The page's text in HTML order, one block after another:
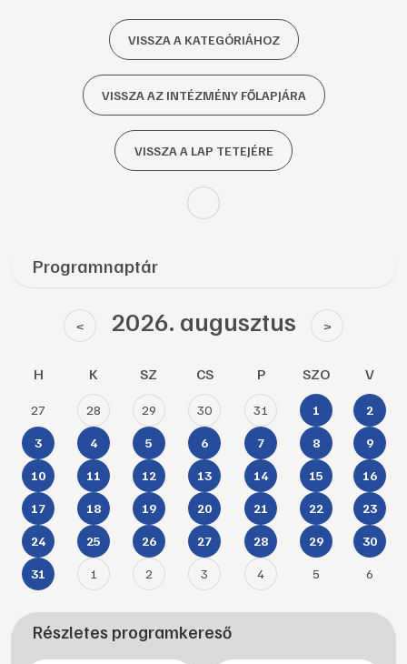
VISSZA A KATEGÓRIÁHOZ
VISSZA AZ INTÉZMÉNY FŐLAPJÁRA
VISSZA A LAP TETEJÉRE
Programnaptár
< 2026. augusztus >
H K SZ CS P SZO V
27 28 29 30 31 1 2
3 4 5 6 7 8 9
10 11 12 13 14 15 16
17 18 19 20 21 22 23
24 25 26 27 28 29 30
31 1 2 3 4 5 6
Részletes programkereső